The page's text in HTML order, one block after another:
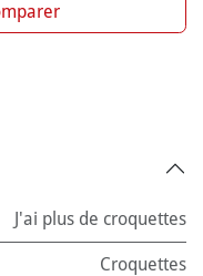
J'ai plus de croquettes
Croquettes